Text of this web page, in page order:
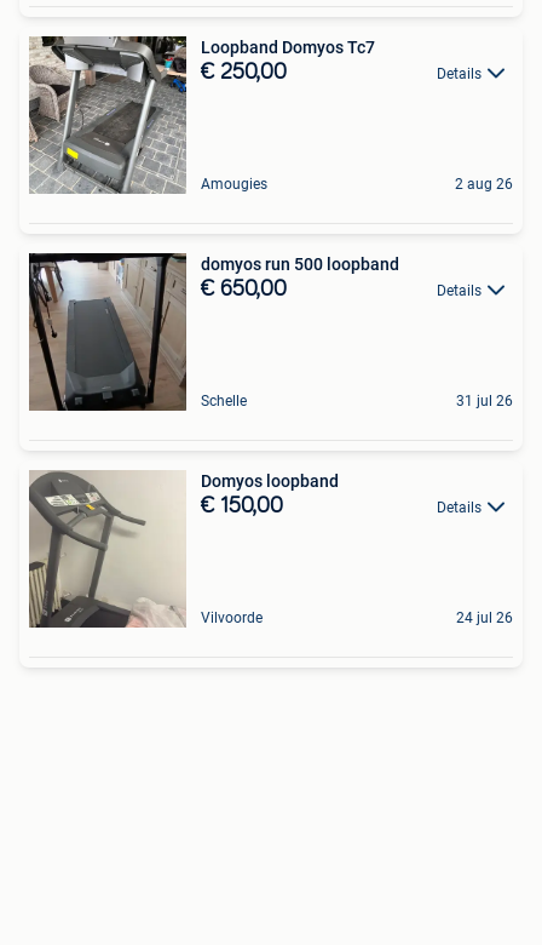
Loopband Domyos Tc7
€ 250,00 Details
Amougies 2 aug 26
domyos run 500 loopband
€ 650,00 Details
Schelle 31 jul 26
Domyos loopband
€ 150,00 Details
Vilvoorde 24 jul 26